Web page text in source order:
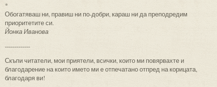
*
Обогатяваш ни, правиш ни по-добри, караш ни да преподредим
приоритетите си.
Йонка Иванова
-------------
Скъпи читатели, мои приятели, всички, които ми повярвахте и
благодарение на които името ми е отпечатано отпред на корицата,
благодаря ви!